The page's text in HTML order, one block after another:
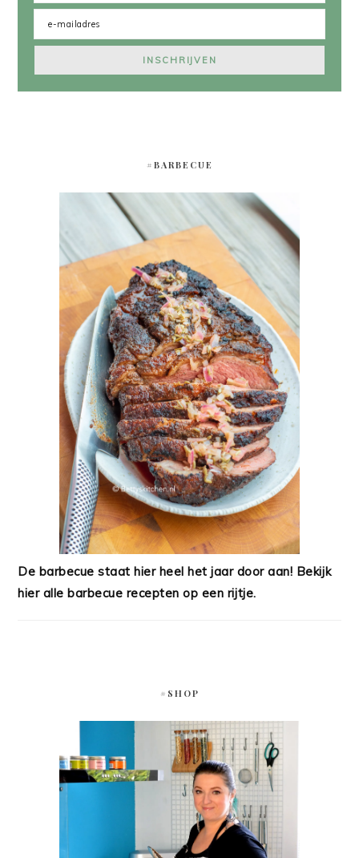
#BARBECUE
De barbecue staat hier heel het jaar door aan! Bekijk
hier alle barbecue recepten op een rijtje.
#SHOP